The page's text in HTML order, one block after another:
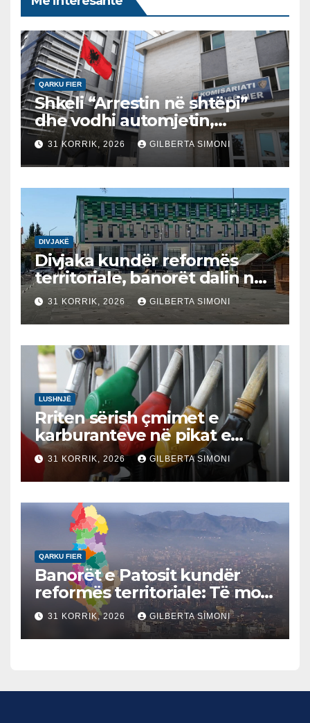
QARKU FIER
Shkeli “Arrestin në shtëpi”
dhe vodhi automjetin,
arrestohet 43-vjeçari
31 KORRIK, 2026 GILBERTA SIMONI
DIVJAKË
Divjaka kundër reformës
territoriale, banorët dalin në
protestë.
31 KORRIK, 2026 GILBERTA SIMONI
LUSHNJË
Rriten sërish çmimet e
karburanteve në pikat e
karburanteve në Lushnjë.
Tensionet në Lindjen e
Mesme shtrenjtojnë naftën
dhe benzinën në vend
31 KORRIK, 2026 GILBERTA SIMONI
QARKU FIER
Banorët e Patosit kundër
reformës territoriale: Të mos
humbasim identitetin e
qytetit
31 KORRIK, 2026 GILBERTA SIMONI